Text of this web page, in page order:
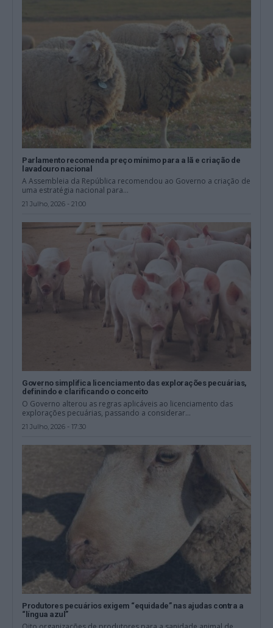
Parlamento recomenda preço mínimo para a lã e criação de
lavadouro nacional
A Assembleia da República recomendou ao Governo a criação de
uma estratégia nacional para...
21 Julho, 2026 - 21:00
Governo simplifica licenciamento das explorações pecuárias,
definindo e clarificando o conceito
O Governo alterou as regras aplicáveis ao licenciamento das
explorações pecuárias, passando a considerar...
21 Julho, 2026 - 17:30
Produtores pecuários exigem “equidade” nas ajudas contra a
“língua azul”